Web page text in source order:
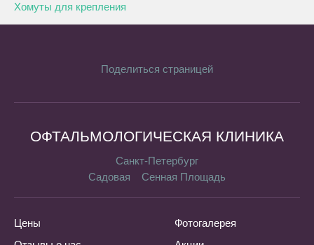
Хомуты для крепления
Поделиться страницей
ОФТАЛЬМОЛОГИЧЕСКАЯ КЛИНИКА
Санкт-Петербург
Садовая
Сенная Площадь
Цены
Фотогалерея